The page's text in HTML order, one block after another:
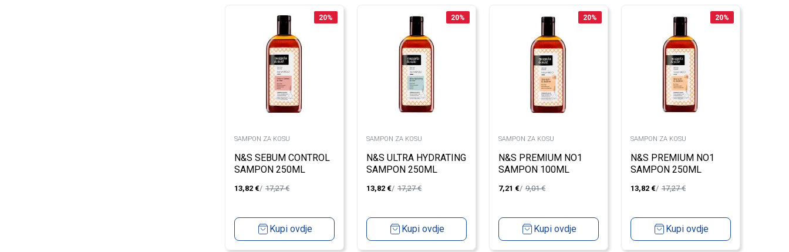
20%
SAMPON ZA KOSU
N&S SEBUM CONTROL
SAMPON 250ML
13,82 € 17,27€
Kupi ovdje
20%
SAMPON ZA KOSU
N&S ULTRA HYDRATING
SAMPON 250ML
13,82 € 17,27€
Kupi ovdje
20%
SAMPON ZA KOSU
N&S PREMIUM NO1
SAMPON 100ML
7,21 € 9,01€
Kupi ovdje
20%
SAMPON ZA KOSU
N&S PREMIUM NO1
SAMPON 250ML
13,82 € 17,27€
Kupi ovdje